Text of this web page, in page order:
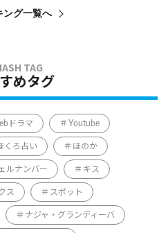
ング一覧へ
めタグ
ドラマ Youtube
くろ占い ほのか
ルナンバー キス
ス スポット
ナジャ・グランディーバ